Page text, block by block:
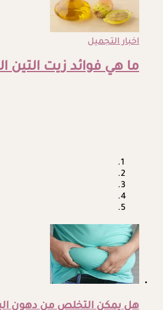
اخبار التجميل
ما هي فوائد زيت
هل يمكن التخلص من دهون البطن